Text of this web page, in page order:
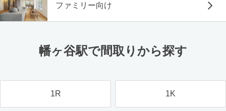
ファミリー向け
幡ヶ谷駅で間取りから探す
1R 1K